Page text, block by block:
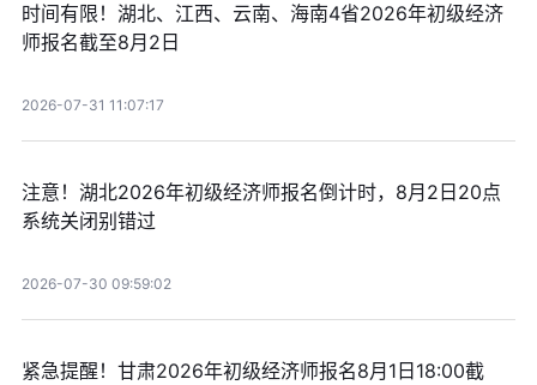
时间有限！湖北、江西、云南、海南4省2026年初级经济
师报名截至8月2日
2026-07-31 11:07:17
注意！湖北2026年初级经济师报名倒计时，8月2日20点
系统关闭别错过
2026-07-30 09:59:02
紧急提醒！甘肃2026年初级经济师报名8月1日18:00截